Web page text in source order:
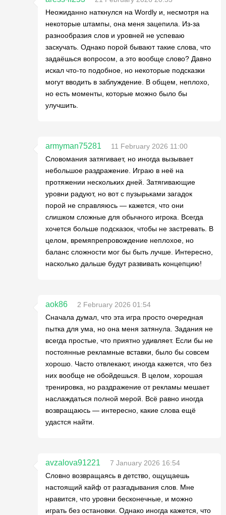
Неожиданно наткнулся на Wordly и, несмотря на
некоторые штампы, она меня зацепила. Из-за
разнообразия слов и уровней не успеваю
заскучать. Однако порой бывают такие слова, что
задаёшься вопросом, а это вообще слово? Давно
искал что-то подобное, но некоторые подсказки
могут вводить в заблуждение. В общем, неплохо,
но есть моменты, которые можно было бы
улучшить.
armyman75281
11 February 2026 11:00
Словомания затягивает, но иногда вызывает
небольшое раздражение. Играю в неё на
протяжении нескольких дней. Затягивающие
уровни радуют, но вот с пузырьками загадок
порой не справляюсь — кажется, что они
слишком сложные для обычного игрока. Всегда
хочется больше подсказок, чтобы не застревать. В
целом, времяпрепровождение неплохое, но
баланс сложности мог бы быть лучше. Интересно,
насколько дальше будут развивать концепцию!
aok86
2 February 2026 01:54
Сначала думал, что эта игра просто очередная
пытка для ума, но она меня затянула. Задания не
всегда простые, что приятно удивляет. Если бы не
постоянные рекламные вставки, было бы совсем
хорошо. Часто отвлекают, иногда кажется, что без
них вообще не обойдешься. В целом, хорошая
тренировка, но раздражение от рекламы мешает
наслаждаться полной мерой. Всё равно иногда
возвращаюсь — интересно, какие слова ещё
удастся найти.
avzalova91221
7 January 2026 16:54
Словно возвращаясь в детство, ощущаешь
настоящий кайф от разгадывания слов. Мне
нравится, что уровни бесконечные, и можно
играть без остановки. Однако иногда кажется, что